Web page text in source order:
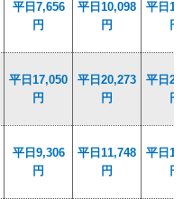
平日7,656
円
平日10,098
円
平日
円
平日17,050
円
平日20,273
円
平日
円
平日9,306
円
平日11,748
円
平日
円
平日7,656
円
平日10,098
円
平日
円
平日17,050
円
平日20,273
円
平日
円
平日9,306
円
平日11,748
円
平日
円